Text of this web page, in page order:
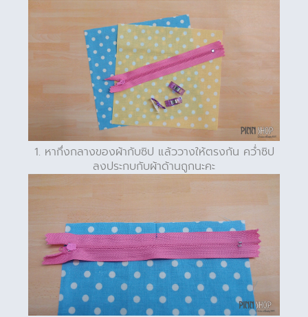
1. หากึ่งกลางของผ้ากับซิป แล้ววางให้ตรงกัน คว่ำซิป
ลงประกบกับผ้าด้านถูกนะคะ